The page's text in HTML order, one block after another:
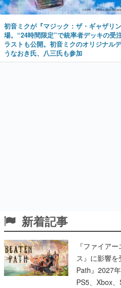
初音ミクが『マジック：ザ・ギャザリ
場。“24時間限定”で統率者デッキの受
ラストも公開。初音ミクのオリジナル
うなおき氏、八三氏も参加
新着記事
『ファイア
ス』に影響
Path』2027
PS5、Xbox